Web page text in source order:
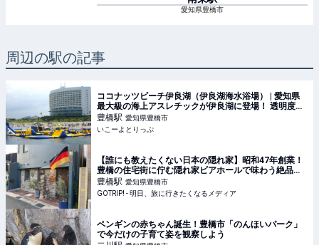
愛知県豊橋市
周辺の駅の記事
ココナッツビーチ伊良湖（伊良湖海水浴場） | 愛知県
最大級の海上アスレチックが伊良湖に登場！ 透明度抜
群の海で思いっきり遊ぼう！ | 愛知県田原市 | いこーよ
とりっぷ
豊橋駅 愛知県豊橋市
いこーよとりっぷ
【誰にも教えたくない日本の隠れ家】昭和47年創業！
豊橋の住宅街に佇む隠れ家ビアホールで味わう絶品ビ
ールとは？ / 愛知県豊橋市の「ビアホール 独逸（どい
つ）」 - GOTRIP!
豊橋駅 愛知県豊橋市
GOTRIP! - 明日、旅に行きたくなるメディア
ペンギンの赤ちゃん誕生！豊橋市「のんほいパーク」
で今だけの子育て姿を観察しよう